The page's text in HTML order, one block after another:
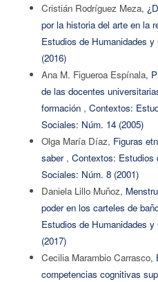
Cristián Rodríguez Meza,
por la historia del arte en la
Estudios de Humanidades
(2016)
Ana M. Figueroa Espínala,
de las docentes
formación , Contextos:
Sociales: Núm. 14 (2005)
Olga María Díaz, Figuras
saber , Contextos: Estudios
Sociales: Núm. 8 (2001)
Daniela Lillo Muñoz,
poder en los carteles de
Estudios de Humanidades
(2017)
Cecilia Marambio Carrasco,
competencias cognitivas